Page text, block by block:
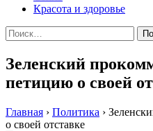
Красота и здоровье
Найти:
Зеленский
петицию о своей
Главная › Политика ›
о своей отставке